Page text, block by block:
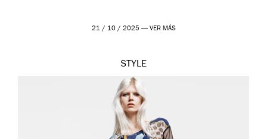
21 / 10 / 2025 — VER MÁS
STYLE